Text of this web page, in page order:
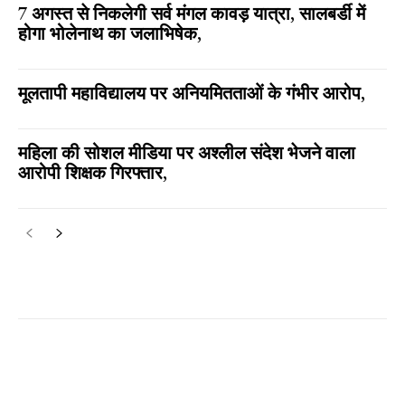
7 अगस्त से निकलेगी सर्व मंगल कावड़ यात्रा, सालबर्डी में
होगा भोलेनाथ का जलाभिषेक,
मूलतापी महाविद्यालय पर अनियमितताओं के गंभीर आरोप,
महिला की सोशल मीडिया पर अश्लील संदेश भेजने वाला
आरोपी शिक्षक गिरफ्तार,